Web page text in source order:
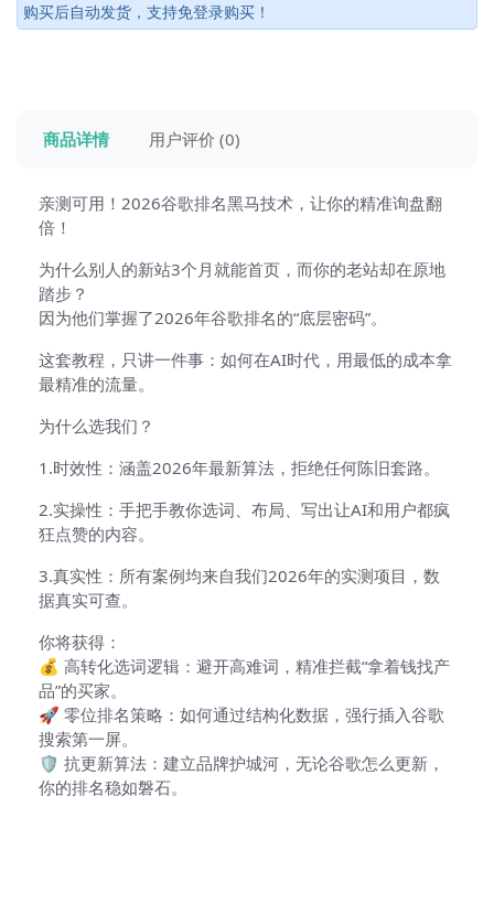
购买后自动发货，支持免登录购买！
商品详情 用户评价 (0)
亲测可用！2026谷歌排名黑马技术，让你的精准询盘翻
倍！
为什么别人的新站3个月就能首页，而你的老站却在原地
踏步？
因为他们掌握了2026年谷歌排名的“底层密码”。
这套教程，只讲一件事：如何在AI时代，用最低的成本拿
最精准的流量。
为什么选我们？
1.时效性：涵盖2026年最新算法，拒绝任何陈旧套路。
2.实操性：手把手教你选词、布局、写出让AI和用户都疯
狂点赞的内容。
3.真实性：所有案例均来自我们2026年的实测项目，数
据真实可查。
你将获得：
💰 高转化选词逻辑：避开高难词，精准拦截“拿着钱找产
品”的买家。
🚀 零位排名策略：如何通过结构化数据，强行插入谷歌
搜索第一屏。
🛡️ 抗更新算法：建立品牌护城河，无论谷歌怎么更新，
你的排名稳如磐石。